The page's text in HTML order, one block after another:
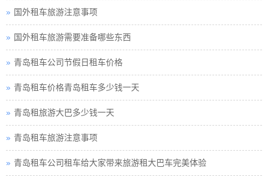
国外租车旅游注意事项
国外租车旅游需要准备哪些东西
青岛租车公司节假日租车价格
青岛租车价格青岛租车多少钱一天
青岛租旅游大巴多少钱一天
青岛租车旅游注意事项
青岛租车公司租车给大家带来旅游租大巴车完美体验